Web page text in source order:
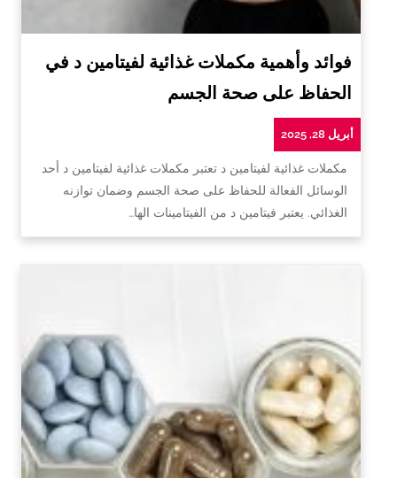
فوائد وأهمية مكملات غذائية لفيتامين د في
الحفاظ على صحة الجسم
أبريل 28, 2025
مكملات غذائية لفيتامين د تعتبر مكملات غذائية لفيتامين د أحد
الوسائل الفعالة للحفاظ على صحة الجسم وضمان توازنه
الغذائي. يعتبر فيتامين د من الفيتامينات الها…